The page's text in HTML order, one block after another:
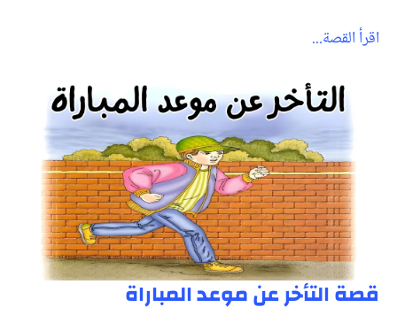
اقرأ القصة...
قصة التأخر عن موعد المباراة